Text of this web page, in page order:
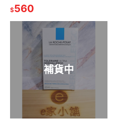
$560
補貨中